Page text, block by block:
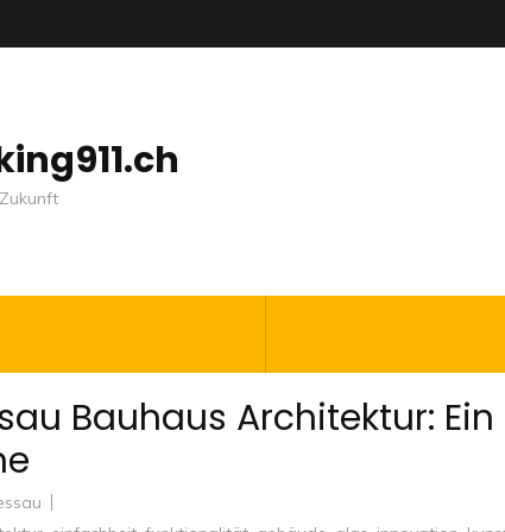
Bauhaus Architektur: Ein